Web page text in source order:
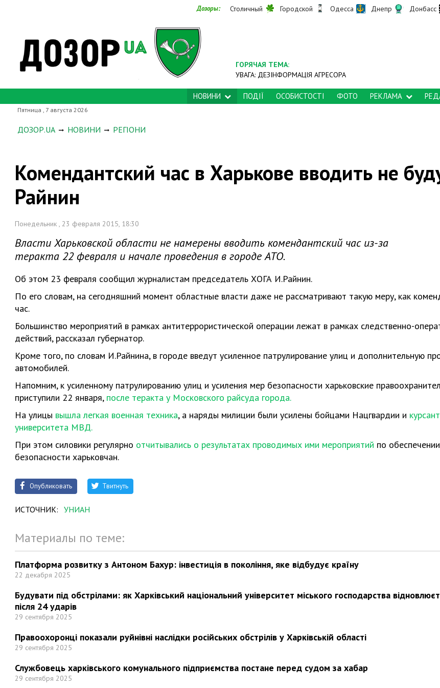
Дозоры: Столичный Городской Одесса Днепр Донбасс
ГОРЯЧАЯ ТЕМА:
УВАГА: ДЕЗІНФОРМАЦІЯ АГРЕСОРА
НОВИНИ ПОДІЇ ОСОБИСТОСТІ ФОТО РЕКЛАМА
Пятница , 7 августа 2026
ДОЗОР.UA НОВИНИ РЕГІОНИ
Комендантский час в Харькове вводить не
Райнин
Понедельник , 23 февраля 2015, 18:30
Власти Харьковской области не намерены вводить комендантский час из-за
теракта 22 февраля и начале проведения в городе АТО.
Об этом 23 февраля сообщил журналистам председатель ХОГА И.Райнин.
По его словам, на сегодняшний момент областные власти даже не рассматривают такую меру, как
час.
Большинство мероприятий в рамках антитеррористической операции лежат в рамках следственно-
действий, рассказал губернатор.
Кроме того, по словам И.Райнина, в городе введут усиленное патрулирование улиц и дополнительную
автомобилей.
Напомним, к усиленному патрулированию улиц и усиления мер безопасности харьковские
приступили 22 января,после теракта у Московского райсуда города.
На улицы вышла легкая военная техника, а наряды милиции были усилены бойцами Нацгвардии и
университета МВД.
При этом силовики регулярно отчитывались о результатах проводимых ими мероприятий по обеспечении
безопасности харьковчан.
Опубликовать Твитнуть
ИСТОЧНИК: УНИАН
Материалы по теме:
Платформа розвитку з Антоном Бахур: інвестиція в покоління, яке відбудує країну
22 декабря 2025
Будувати під обстрілами: як Харківський національний університет міського господарства
після 24 ударів
29 сентября 2025
Правоохоронці показали руйнівні наслідки російських обстрілів у Харківській області
29 сентября 2025
Службовець харківського комунального підприємства постане перед судом за хабар
29 сентября 2025